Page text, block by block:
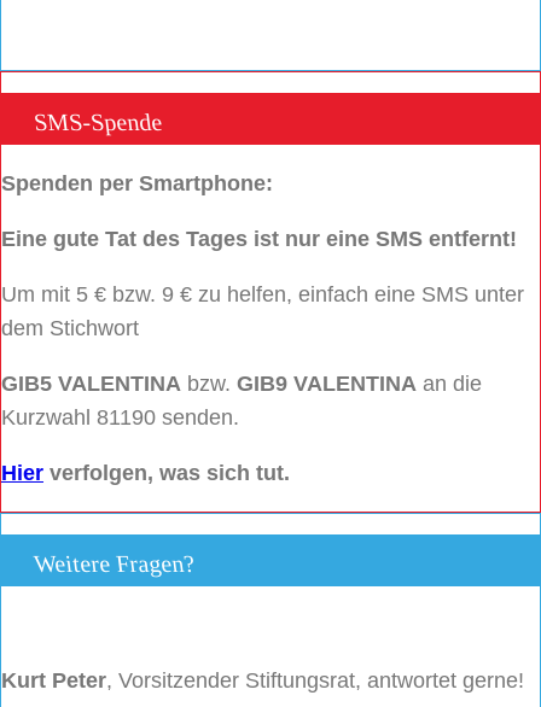
SMS-Spende
Spenden per Smartphone:
Eine gute Tat des Tages ist nur eine SMS entfernt!
Um mit 5 € bzw. 9 € zu helfen, einfach eine SMS unter
dem Stichwort
GIB5 VALENTINA bzw. GIB9 VALENTINA an die
Kurzwahl 81190 senden.
Hier verfolgen, was sich tut.
Weitere Fragen?
Kurt Peter, Vorsitzender Stiftungsrat, antwortet gerne!